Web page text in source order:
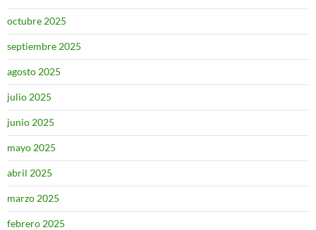
octubre 2025
septiembre 2025
agosto 2025
julio 2025
junio 2025
mayo 2025
abril 2025
marzo 2025
febrero 2025